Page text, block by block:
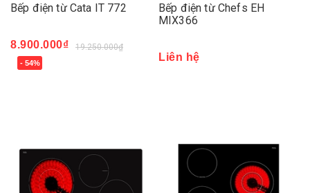
Bếp điện từ Cata IT 772
8.900.000₫ 19.250.000₫
- 54%
Bếp điện từ Chefs EH
MIX366
Liên hệ